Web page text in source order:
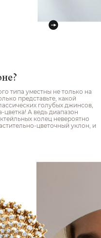
типа уместны не только на
представьте, какой
голубых джинсов,
А ведь диапазон
колец невероятно
цветочный уклон, и